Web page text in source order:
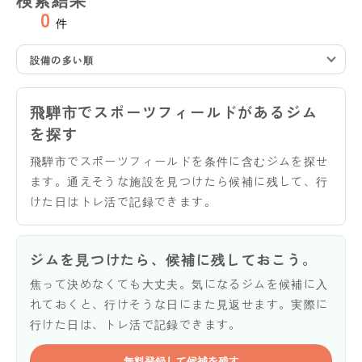
0 件
設備の多い順
飛騨市でスポーツフィールドがあるジム
を探す
飛騨市でスポーツフィールドを条件に含むジムを探せ
ます。通えそうな施設を見つけたら候補に残して、行
けた日はトレ活で記録できます。
ジムを見つけたら、候補に残しておこう。
焦って決めなくても大丈夫。気になるジムを候補に入
れておくと、行けそうな日にまた見返せます。実際に
行けた日は、トレ活で記録できます。